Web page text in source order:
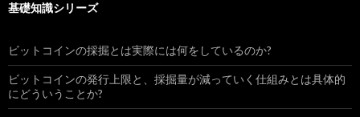
基礎知識シリーズ
ビットコインの採掘とは実際には何をしているのか?
ビットコインの発行上限と、採掘量が減っていく仕組みとは具体的
にどういうことか?